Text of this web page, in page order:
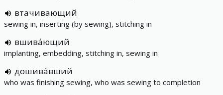
втачивающий
sewing in, inserting (by sewing), stitching in
вшива́ющий
implanting, embedding, stitching in, sewing in
дошива́вший
who was finishing sewing, who was sewing to completion